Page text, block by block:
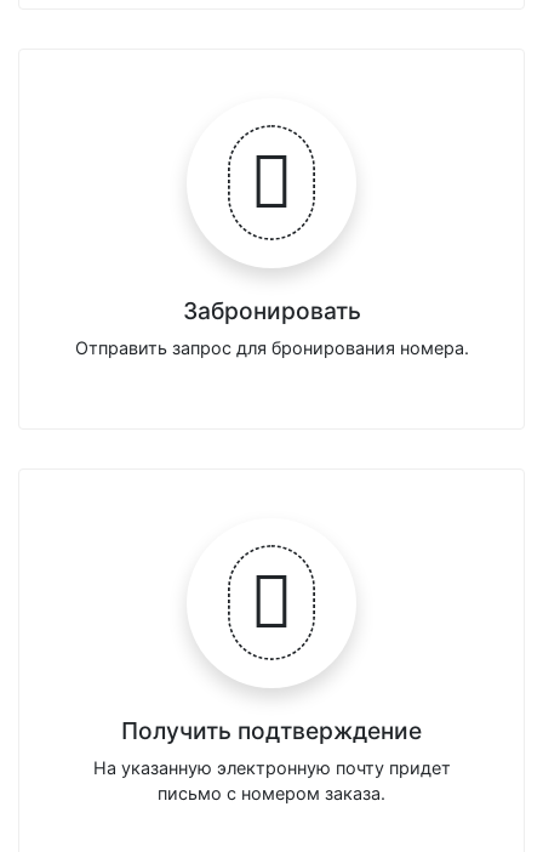
Забронировать
Отправить запрос для бронирования номера.
Получить подтверждение
На указанную электронную почту придет
письмо с номером заказа.